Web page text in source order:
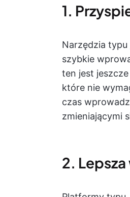
1.
Narzędzia
szybkie
ten jest
które nie
czas
zmieniającymi
2.